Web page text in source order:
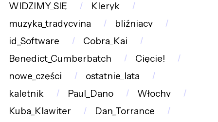
WIDZIMY_SIĘ
Kleryk
muzyka_tradycyjna
bliźniacy
id_Software
Cobra_Kai
Benedict_Cumberbatch
Cięcie!
nowe_części
ostatnie_lata
kaletnik
Paul_Dano
Włochy
Kuba_Klawiter
Dan_Torrance